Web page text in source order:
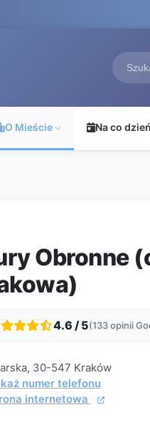
O Mieście Na co
Obronne
4.6 / 5(133 opinii
30-547 Kraków
numer telefonu
internetowa